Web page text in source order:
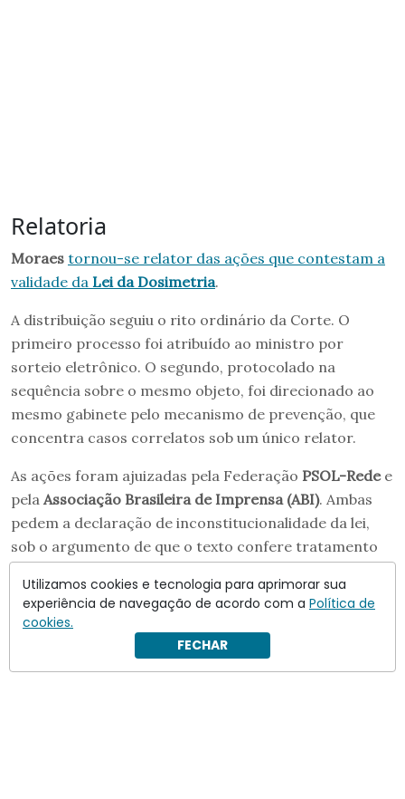
Relatoria
Moraes tornou-se relator das ações que contestam a
validade da Lei da Dosimetria.
A distribuição seguiu o rito ordinário da Corte. O
primeiro processo foi atribuído ao ministro por
sorteio eletrônico. O segundo, protocolado na
sequência sobre o mesmo objeto, foi direcionado ao
mesmo gabinete pelo mecanismo de prevenção, que
concentra casos correlatos sob um único relator.
As ações foram ajuizadas pela Federação PSOL-Redee
pela Associação Brasileira de Imprensa (ABI). Ambas
pedem a declaração de inconstitucionalidade da lei,
sob o argumento de que o texto confere tratamento
mais brando a crimes cometidos contra a ordem
democrática.
Utilizamos cookies e tecnologia para aprimorar sua
experiência de navegação de acordo com a Política de
cookies.
FECHAR